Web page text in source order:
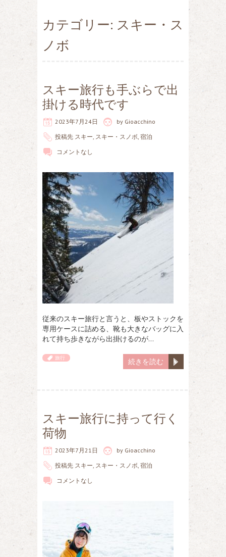
カテゴリー: スキー・ス
ノボ
スキー旅行も手ぶらで出
掛ける時代です
2023年7月24日 by Gioacchino
投稿先 スキー スキー・スノボ 宿泊
コメントなし
従来のスキー旅行と言うと、板やストックを
専用ケースに詰める、靴も大きなバッグに入
れて持ち歩きながら出掛けるのが…
続きを読む
旅行
スキー旅行に持って行く
荷物
2023年7月21日 by Gioacchino
投稿先 スキー スキー・スノボ 宿泊
コメントなし